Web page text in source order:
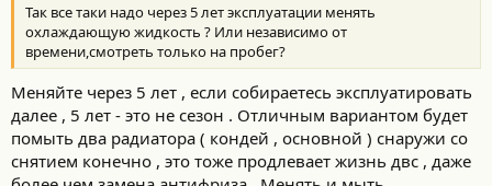
Так все таки надо через 5 лет эксплуатации менять
охлаждающую жидкость ? Или независимо от
времени,смотреть только на пробег?
Меняйте через 5 лет , если собираетесь эксплуатировать
далее , 5 лет - это не сезон . Отличным вариантом будет
помыть два радиатора ( кондей , основной ) снаружи со
снятием конечно , это тоже продлевает жизнь двс , даже